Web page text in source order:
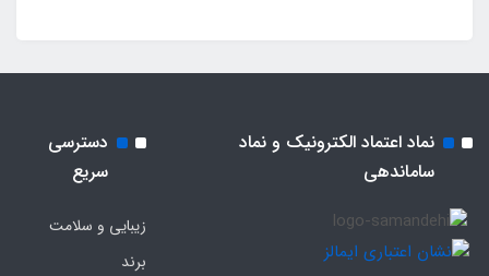
نماد اعتماد الکترونیک و نماد
ساماندهی
دسترسی
سریع
زیبایی و سلامت
برند